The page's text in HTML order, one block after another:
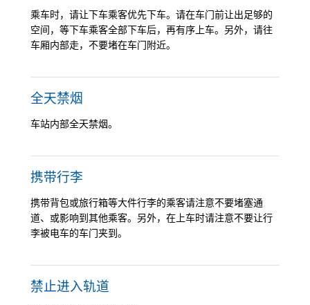
乘车时，请让下车乘客优先下车。请在车门前让出足够的
空间，等下车乘客全部下车后，再有序上车。另外，请往
车厢内部走，不要堵在车门附近。
全天禁烟
车站内部全天禁烟。
携带行李
携带背包或旅行箱等大件行李的乘客请注意不要堵塞通
道、或影响到其他乘客。另外，在上车时请注意不要让行
李被电车的车门夹到。
禁止进入轨道